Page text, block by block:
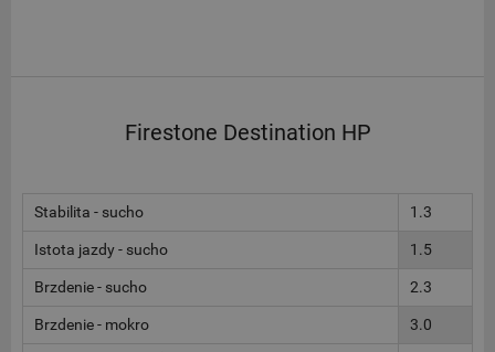
Firestone Destination HP
Stabilita - sucho 1.3
Istota jazdy - sucho 1.5
Brzdenie - sucho 2.3
Brzdenie - mokro 3.0